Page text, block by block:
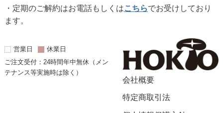
・定期のご解約はお電話もしくはこちらでお受けしており
ます。
営業日
休業日
ご注文受付：24時間年中無休（メン
テナンス等実施時は除く）
会社概要
特定商取引法